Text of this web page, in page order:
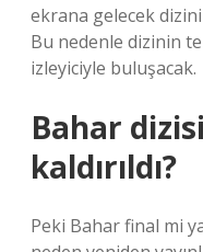
ekrana gelecek
Bu nedenle dizinin
izleyiciyle buluşacak.
Bahar
kaldırıldı?
Peki Bahar final mi